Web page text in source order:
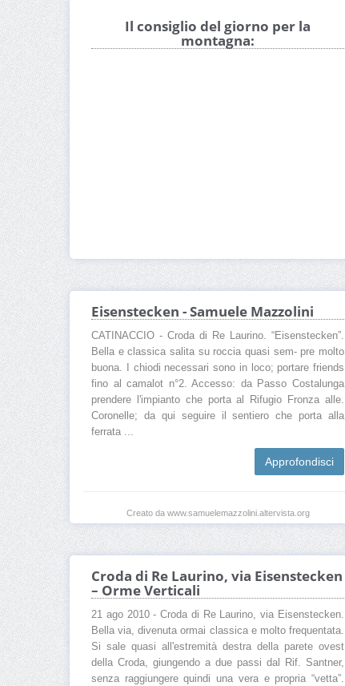
Il consiglio del giorno per la
montagna:
Eisenstecken - Samuele Mazzolini
CATINACCIO - Croda di Re Laurino. “Eisenstecken”.
Bella e classica salita su roccia quasi sem- pre molto
buona. I chiodi necessari sono in loco; portare friends
fino al camalot n°2. Accesso: da Passo Costalunga
prendere l'impianto che porta al Rifugio Fronza alle.
Coronelle; da qui seguire il sentiero che porta alla
ferrata ...
Approfondisci
Creato da www.samuelemazzolini.altervista.org
Croda di Re Laurino, via Eisenstecken
– Orme Verticali
21 ago 2010 - Croda di Re Laurino, via Eisenstecken.
Bella via, divenuta ormai classica e molto frequentata.
Si sale quasi all'estremità destra della parete ovest
della Croda, giungendo a due passi dal Rif. Santner,
senza raggiungere quindi una vera e propria “vetta”.